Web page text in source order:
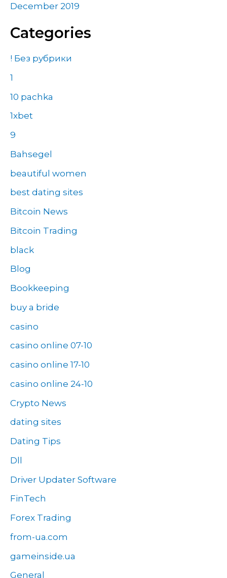
December 2019
Categories
! Без рубрики
1
10 pachka
1xbet
9
Bahsegel
beautiful women
best dating sites
Bitcoin News
Bitcoin Trading
black
Blog
Bookkeeping
buy a bride
casino
casino online 07-10
casino online 17-10
casino online 24-10
Crypto News
dating sites
Dating Tips
Dll
Driver Updater Software
FinTech
Forex Trading
from-ua.com
gameinside.ua
General